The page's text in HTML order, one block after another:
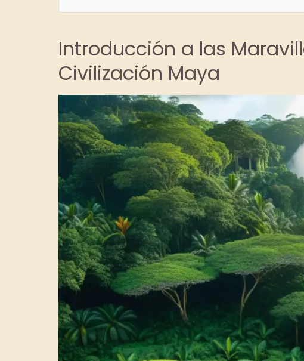
Introducción a las
Civilización Maya